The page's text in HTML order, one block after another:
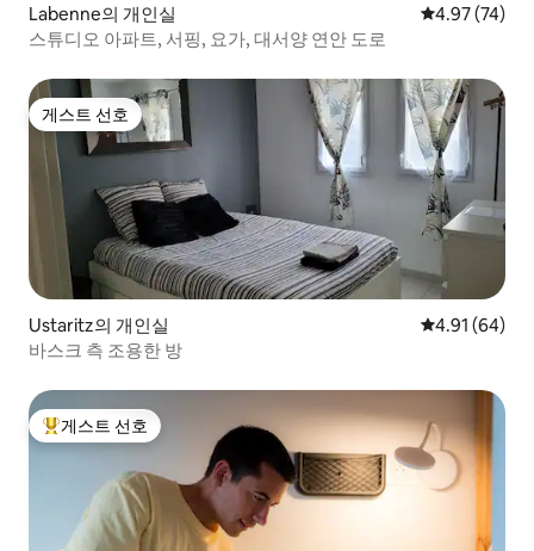
Labenne의 개인실 평점 4.97점(5
4.97 (74)
스튜디오 아파트, 서핑, 요가, 대서양 연안 도로
게스트 선호
게스트 선호
Ustaritz의 개인실 평점 4.91점(5
4.91 (64)
바스크 측 조용한 방
상위 게스트 선호
게스트 선호